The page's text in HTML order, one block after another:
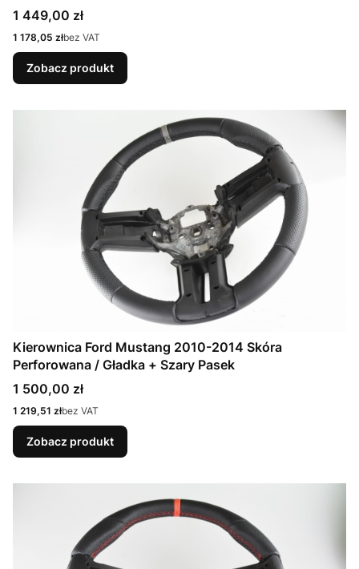
Cena
1 449,00 zł
Cena
1 178,05 złbez VAT
Zobacz produkt
Kierownica Ford Mustang 2010-2014 Skóra
Perforowana / Gładka + Szary Pasek
Cena
1 500,00 zł
Cena
1 219,51 złbez VAT
Zobacz produkt